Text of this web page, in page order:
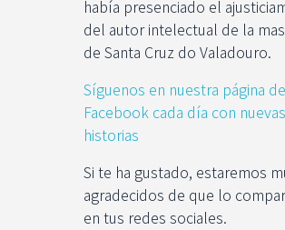
había presenciado el
del autor intelectual de la
de Santa Cruz do Valadouro.
Síguenos en nuestra página de
Facebook cada día con nuevas
historias
Si te ha gustado, estaremos
agradecidos de que lo
en tus redes sociales.